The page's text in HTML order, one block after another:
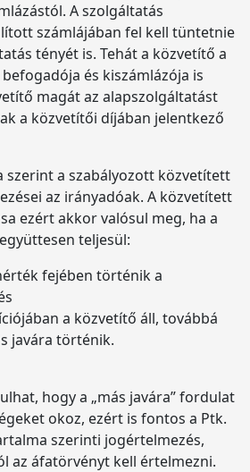
A szolgáltatás
számlájában fel kell tüntetnie
tényét is. Tehát a közvetítő a
és kiszámlázója is
magát az alapszolgáltatást
a közvetítői díjában jelentkező
szerint a szabályozott közvetített
az irányadóak. A közvetített
ezért akkor valósul meg, ha a
teljesül:
fejében történik a
a közvetítő áll, továbbá
javára történik.
hogy a „más javára” fordulat
okoz, ezért is fontos a Ptk.
szerinti jogértelmezés,
az áfatörvényt kell értelmezni.